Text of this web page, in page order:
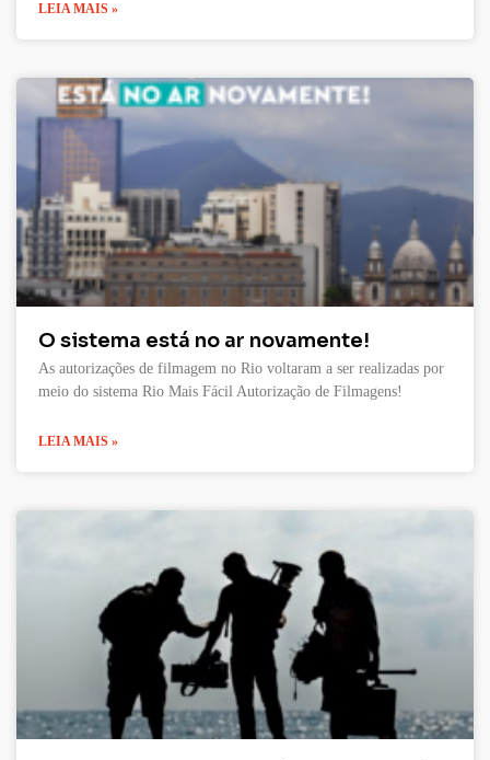
LEIA MAIS »
O sistema está no ar novamente!
As autorizações de filmagem no Rio voltaram a ser realizadas por
meio do sistema Rio Mais Fácil Autorização de Filmagens!
LEIA MAIS »